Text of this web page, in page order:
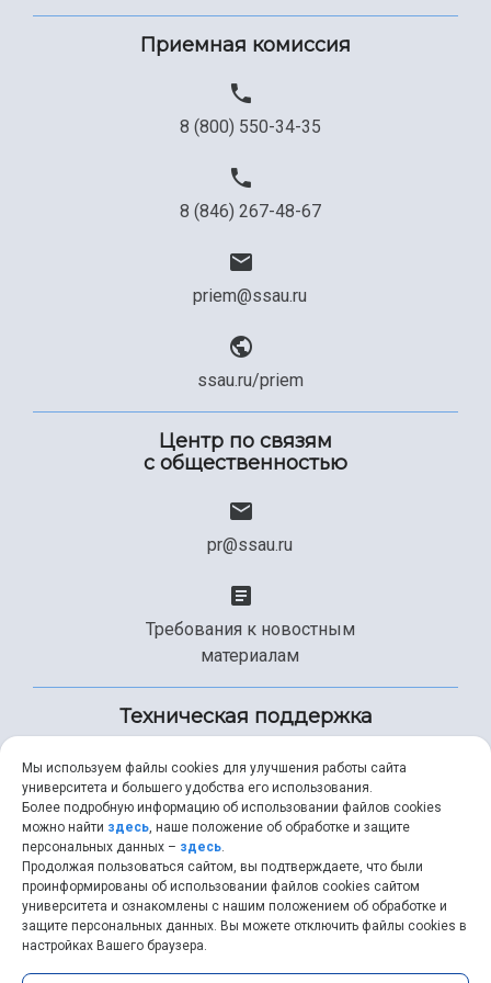
Официальные документы
Приемная комиссия
8 (800) 550-34-35
8 (846) 267-48-67
priem@ssau.ru
ssau.ru/priem
Центр по связям
с общественностью
pr@ssau.ru
Требования к новостным
материалам
Техническая поддержка
+7 (846) 267-49-99
help@ssau.ru
Мы используем файлы cookies для улучшения работы сайта
университета и большего удобства его использования.
Более подробную информацию об использовании файлов cookies
можно найти здесь, наше положение об обработке и защите
персональных данных – здесь.
Продолжая пользоваться сайтом, вы подтверждаете, что были
проинформированы об использовании файлов cookies сайтом
университета и ознакомлены с нашим положением об обработке и
защите персональных данных. Вы можете отключить файлы cookies в
настройках Вашего браузера.